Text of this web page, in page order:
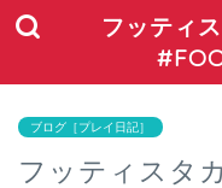
フッティ
ブログ［プレイ日記］
フッティスタ